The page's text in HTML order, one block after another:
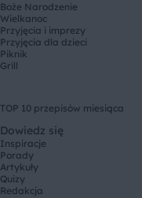
Boże Narodzenie
Wielkanoc
Przyjęcia i imprezy
Przyjęcia dla dzieci
Piknik
Grill
TOP 10 przepisów miesiąca
Dowiedz się
Inspiracje
Porady
Artykuły
Quizy
Redakcja